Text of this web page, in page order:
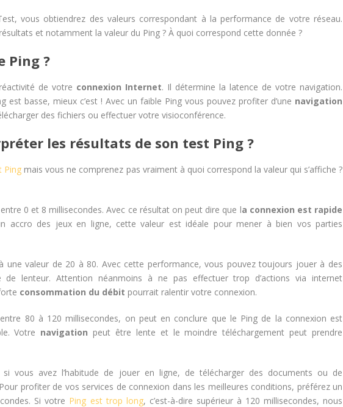
vous obtiendrez des valeurs correspondant à la performance de votre réseau.
et notamment la valeur du Ping ? À quoi correspond cette donnée ?
Ping ?
de votre connexion Internet. Il détermine la latence de votre navigation.
est basse, mieux c’est ! Avec un faible Ping vous pouvez profiter d’une navigation
des fichiers ou effectuer votre visioconférence.
les résultats de son test Ping ?
Ping mais vous ne comprenez pas vraiment à quoi correspond la valeur qui s’affiche ?
0 et 8 millisecondes. Avec ce résultat on peut dire que la connexion est rapide
accro des jeux en ligne, cette valeur est idéale pour mener à bien vos parties
une valeur de 20 à 80. Avec cette performance, vous pouvez toujours jouer à des
de lenteur. Attention néanmoins à ne pas effectuer trop d’actions via internet
consommation du débit pourrait ralentir votre connexion.
80 à 120 millisecondes, on peut en conclure que le Ping de la connexion est
Votre navigation peut être lente et le moindre téléchargement peut prendre
si vous avez l’habitude de jouer en ligne, de télécharger des documents ou de
profiter de vos services de connexion dans les meilleures conditions, préférez un
Si votre Ping est trop long, c’est-à-dire supérieur à 120 millisecondes, nous